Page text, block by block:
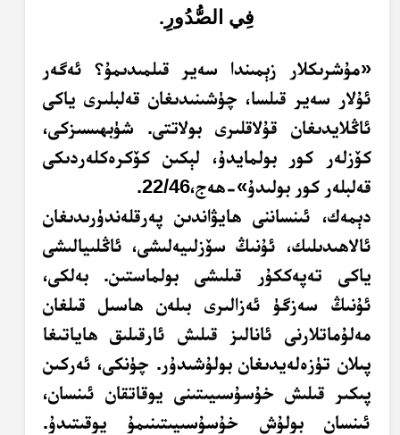
فِي الصُّدُورِ.
«مۇشرىكلار زېمىندا سەير قىلمىدىمۇ؟ ئەگەر
ئۇلار سەير قىلسا، چۈشىنىدىغان قەلبلىرى ياكى
ئاڭلايدىغان قۇلاقلىرى بولاتتى. شۈبھىسىزكى،
كۆزلەر كور بولمايدۇ، لېكىن كۆكرەكلەردىكى
قەلبلەر كور بولىدۇ»-ھەج،22/46.
دېمەك، ئىنساننى ھايۋاندىن پەرقلەندۈرىدىغان
ئالاھىدىلىك، ئۇنىڭ سۆزلىيەلىشى، ئاڭلىيالىشى
ياكى تەپەككۇر قىلىشى بولماستىن. بەلكى،
ئۇنىڭ سەزگۈ ئەزالىرى بىلەن ھاسىل قىلغان
مەلۇماتلارنى ئانالىز قىلىش ئارقىلىق ھاياتىغا
پىلان تۈزەلەيدىغان بولۇشىدۇر. چۈنكى، ئەركىن
پىكىر قىلىش خۇسۇسىيىتىنى يوقاتقان ئىنسان،
ئىنسان بولۇش خۇسۇسىيىتىنىمۇ يوقىتىدۇ.